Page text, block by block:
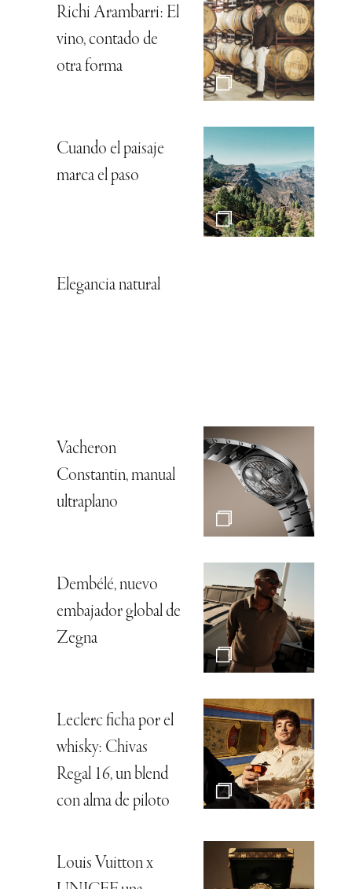
Richi Arambarri: El
vino, contado de
otra forma
Cuando el paisaje
marca el paso
Elegancia natural
Vacheron
Constantin, manual
ultraplano
Dembélé, nuevo
embajador global de
Zegna
Leclerc ficha por el
whisky: Chivas
Regal 16, un blend
con alma de piloto
Louis Vuitton x